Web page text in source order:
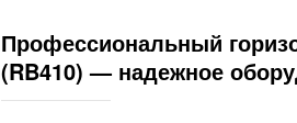
Профессиональный
(RB410) — надежное